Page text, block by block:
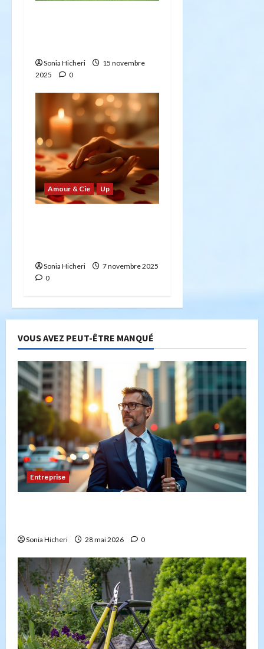
Sonia Hicheri
15 novembre
2025
0
Amour & Cie Up
Sonia Hicheri
7 novembre 2025
0
VOUS AVEZ PEUT-ÊTRE MANQUÉ
Entreprise
Sonia Hicheri 28 mai 2026 0